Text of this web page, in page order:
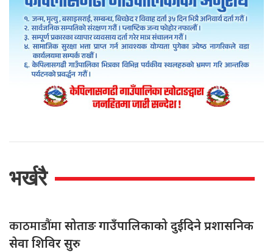
भर्खरै
काठमाडौंमासोताङ गाउँपालिकाको दुईदिने प्रशासनिक
सेवा शिविर सुरु